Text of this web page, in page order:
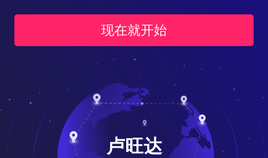
现在就开始
卢旺达